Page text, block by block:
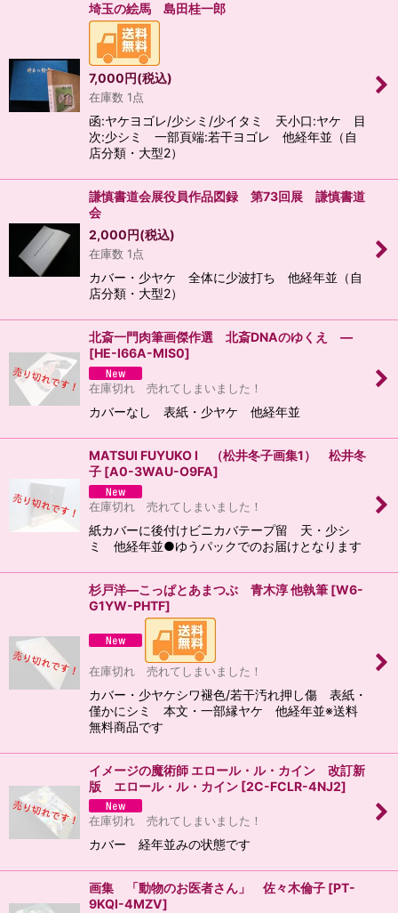
埼玉の絵馬 島田桂一郎
7,000円(税込)
在庫数 1点
函:ヤケヨゴレ/少シミ/少イタミ 天小口:ヤケ 目
次:少シミ 一部頁端:若干ヨゴレ 他経年並（自
店分類・大型2）
謙慎書道会展役員作品図録 第73回展 謙慎書道
会
2,000円(税込)
在庫数 1点
カバー・少ヤケ 全体に少波打ち 他経年並（自
店分類・大型2）
北斎一門肉筆画傑作選 北斎DNAのゆくえ ―
[HE-I66A-MIS0]
在庫切れ 売れてしまいました！
カバーなし 表紙・少ヤケ 他経年並
MATSUI FUYUKO I （松井冬子画集1） 松井冬
子 [A0-3WAU-O9FA]
在庫切れ 売れてしまいました！
紙カバーに後付けビニカバテープ留 天・少シ
ミ 他経年並●ゆうパックでのお届けとなります
杉戸洋―こっぱとあまつぶ 青木淳 他執筆 [W6-
G1YW-PHTF]
在庫切れ 売れてしまいました！
カバー・少ヤケシワ褪色/若干汚れ押し傷 表紙・
僅かにシミ 本文・一部縁ヤケ 他経年並※送料
無料商品です
イメージの魔術師 エロール・ル・カイン 改訂新
版 エロール・ル・カイン [2C-FCLR-4NJ2]
在庫切れ 売れてしまいました！
カバー 経年並みの状態です
画集 「動物のお医者さん」 佐々木倫子 [PT-
9KQI-4MZV]